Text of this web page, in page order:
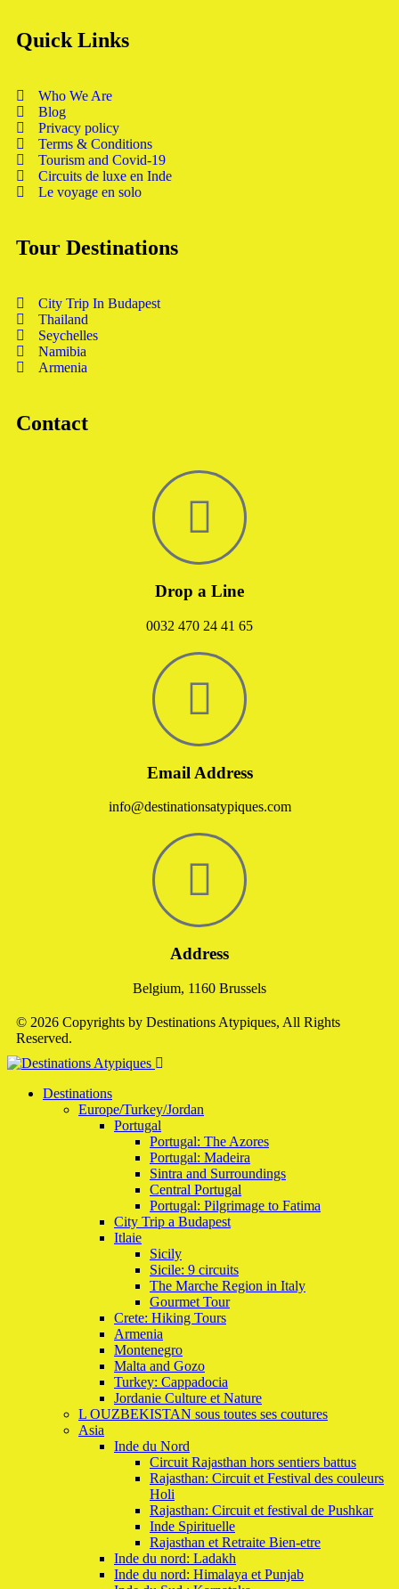
Quick Links
Who We Are
Blog
Privacy policy
Terms & Conditions
Tourism and Covid-19
Circuits de luxe en Inde
Le voyage en solo
Tour Destinations
City Trip In Budapest
Thailand
Seychelles
Namibia
Armenia
Contact
Drop a Line
0032 470 24 41 65
Email Address
info@destinationsatypiques.com
Address
Belgium, 1160 Brussels
© 2026 Copyrights by Destinations Atypiques, All Rights
Reserved.
Destinations
Europe/Turkey/Jordan
Portugal
Portugal: The Azores
Portugal: Madeira
Sintra and Surroundings
Central Portugal
Portugal: Pilgrimage to Fatima
City Trip a Budapest
Itlaie
Sicily
Sicile: 9 circuits
The Marche Region in Italy
Gourmet Tour
Crete: Hiking Tours
Armenia
Montenegro
Malta and Gozo
Turkey: Cappadocia
Jordanie Culture et Nature
L OUZBEKISTAN sous toutes ses coutures
Asia
Inde du Nord
Circuit Rajasthan hors sentiers battus
Rajasthan: Circuit et Festival des couleurs
Holi
Rajasthan: Circuit et festival de Pushkar
Inde Spirituelle
Rajasthan et Retraite Bien-etre
Inde du nord: Ladakh
Inde du nord: Himalaya et Punjab